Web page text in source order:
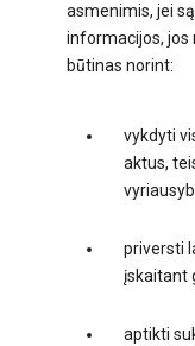
asmenimis, jei
informacijos, jos
būtinas norint:
vykdyti
aktus,
priversti
įskaitant
aptikti